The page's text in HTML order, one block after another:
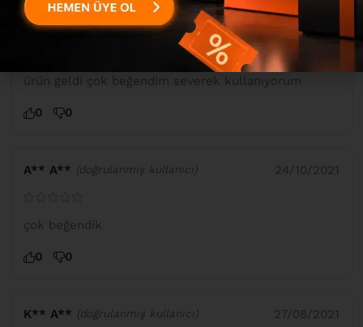
kalitesi paketlenmesi her türlü harika bayıldım
gerçekten çok sağolun bu kadar iyi çıkacağını
beklemiyordum ama tahminimin çok üstünde bir
ürün geldi çok beğendim severek kullanıyorum
0 0
A** A** (doğrulanmış kullanıcı) 24/10/2021
çok beğendik
0 0
K** A** (doğrulanmış kullanıcı) 27/08/2021